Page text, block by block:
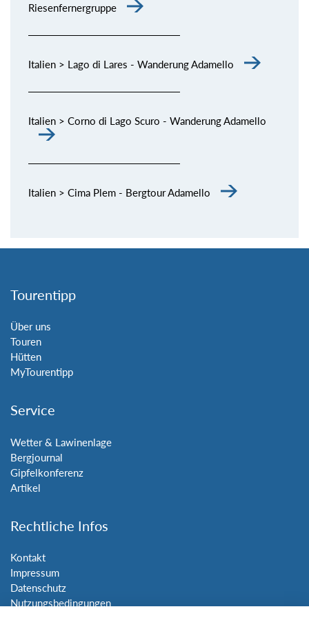
Riesenfernergruppe
Italien > Lago di Lares - Wanderung Adamello
Italien > Corno di Lago Scuro - Wanderung Adamello
Italien > Cima Plem - Bergtour Adamello
Tourentipp
Über uns
Touren
Hütten
MyTourentipp
Service
Wetter & Lawinenlage
Bergjournal
Gipfelkonferenz
Artikel
Rechtliche Infos
Kontakt
Impressum
Datenschutz
Nutzungsbedingungen